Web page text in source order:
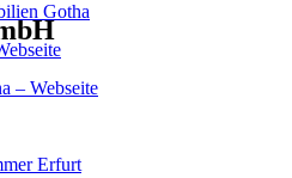
Gotha
– Webseite
Erfurt